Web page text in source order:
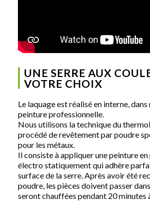
UNE SERRE AUX
VOTRE CHOIX
Le laquage est réalisé en interne,
peinture professionnelle.
Nous utilisons la technique du
procédé de revêtement par poudre
pour les métaux.
Il consiste à appliquer une peinture
électro statiquement qui adhère
surface de la serre. Après avoir été
poudre, les pièces doivent passer
seront chauffées pendant 20 minutes